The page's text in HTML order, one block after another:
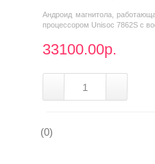
Андроид магнитола,
процессором Unisoc 7862S с
33100.00р.
(0)